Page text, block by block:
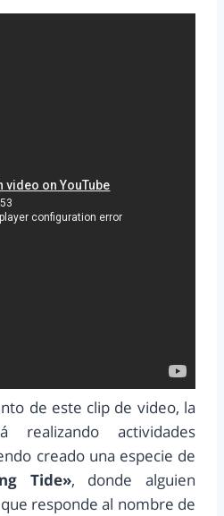
de este clip de video, la
realizando actividades
creado una especie de
Tide», donde alguien
responde al nombre de